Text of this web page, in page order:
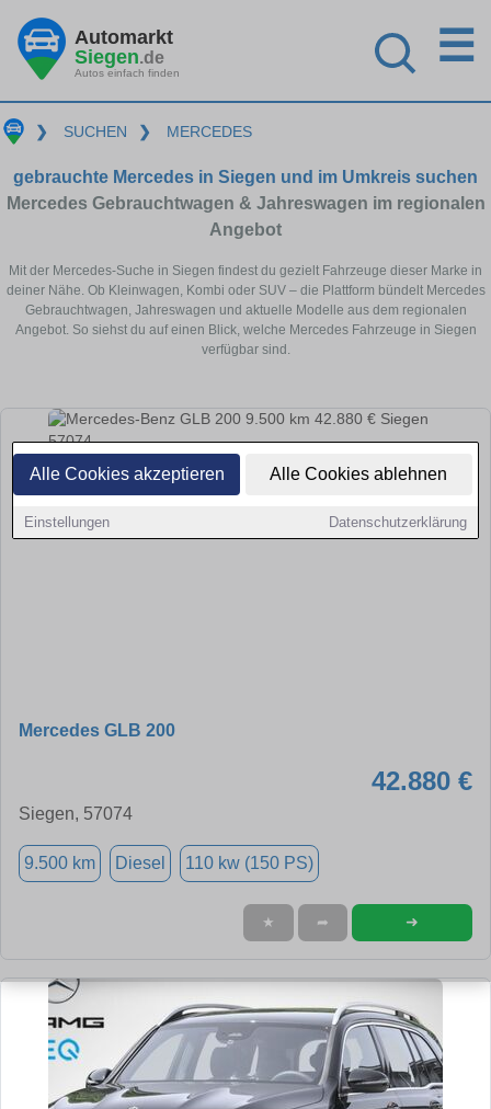
Alle Cookies akzeptieren Alle Cookies ablehnen
Einstellungen Datenschutzerklärung
Automarkt
Siegen.de
Autos einfach finden
☰
❯ SUCHEN ❯ MERCEDES
gebrauchte Mercedes in Siegen und im Umkreis suchen
Mercedes Gebrauchtwagen & Jahreswagen im regionalen
Angebot
Mit der Mercedes-Suche in Siegen findest du gezielt Fahrzeuge dieser Marke in
deiner Nähe. Ob Kleinwagen, Kombi oder SUV – die Plattform bündelt Mercedes
Gebrauchtwagen, Jahreswagen und aktuelle Modelle aus dem regionalen
Angebot. So siehst du auf einen Blick, welche Mercedes Fahrzeuge in Siegen
verfügbar sind.
Mercedes GLB 200
42.880 €
Siegen, 57074
9.500 km Diesel 110 kw (150 PS)
★ ➦ ➜